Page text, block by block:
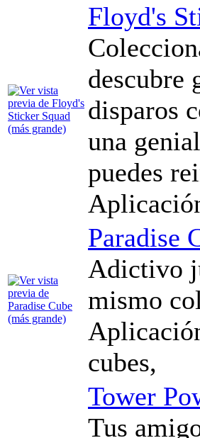
Floyd's
descubre
disparos
una
puedes
Paradise
Adictivo
mismo
cubes,
Tower
Tus